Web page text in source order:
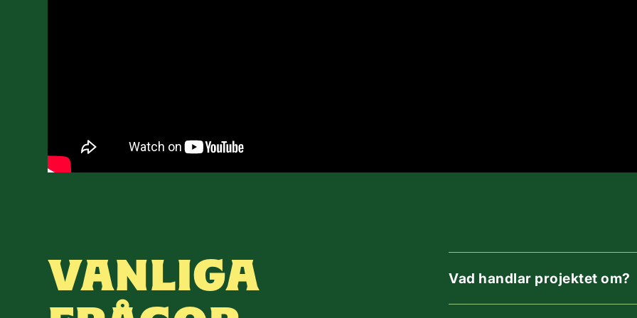
VANLIGA
Vad handlar projektet om?